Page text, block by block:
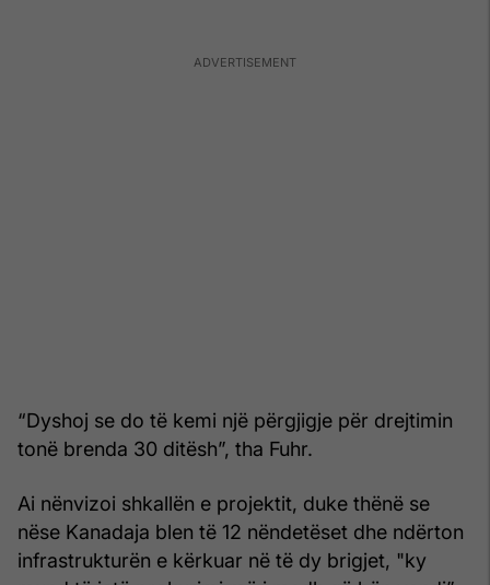
“Dyshoj se do të kemi një përgjigje për drejtimin
tonë brenda 30 ditësh”, tha Fuhr.
Ai nënvizoi shkallën e projektit, duke thënë se
nëse Kanadaja blen të 12 nëndetëset dhe ndërton
infrastrukturën e kërkuar në të dy brigjet, "ky